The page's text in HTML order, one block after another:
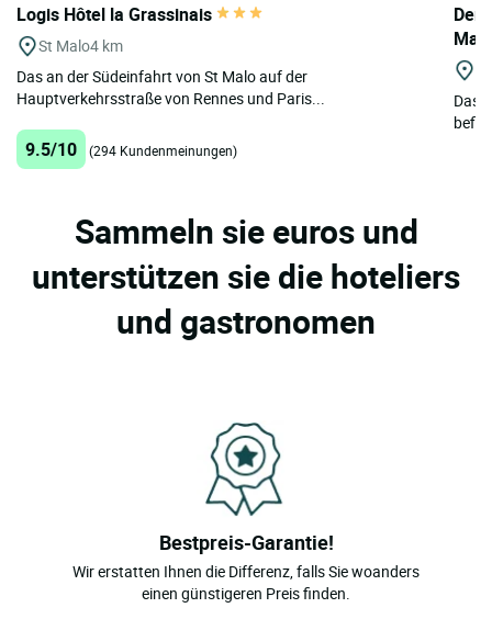
Logis Hôtel la Grassinais
St Malo4 km
Das an der Südeinfahrt von St Malo auf der
Hauptverkehrsstraße von Rennes und Paris...
9.5/10 (294 Kundenmeinungen)
Das
Sammeln sie euros und
unterstützen sie die hoteliers
und gastronomen
Bestpreis-Garantie!
Wir erstatten Ihnen die Differenz, falls Sie woanders
einen günstigeren Preis finden.